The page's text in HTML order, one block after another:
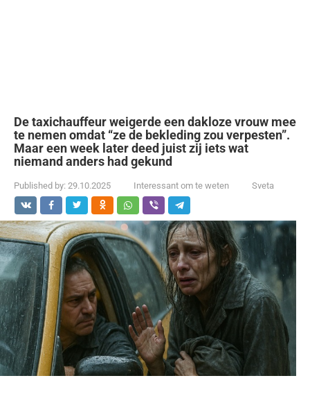
De taxichauffeur weigerde een dakloze vrouw mee
te nemen omdat “ze de bekleding zou verpesten”.
Maar een week later deed juist zij iets wat
niemand anders had gekund
Published by: 29.10.2025 Interessant om te weten Sveta